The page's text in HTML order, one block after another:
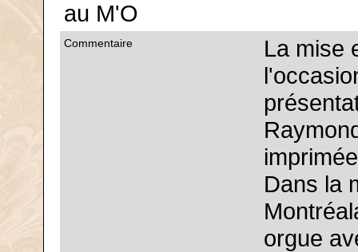
au M'O
Commentaire
La mise
Dans la
orgue